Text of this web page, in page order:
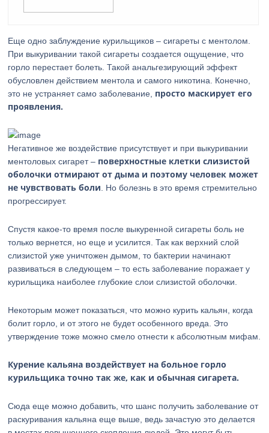
Еще одно заблуждение курильщиков – сигареты с ментолом.
При выкуривании такой сигареты создается ощущение, что
горло перестает болеть. Такой анальгезирующий эффект
обусловлен действием ментола и самого никотина. Конечно,
это не устраняет само заболевание, просто маскирует его
проявления.
Негативное же воздействие присутствует и при выкуривании
ментоловых сигарет – поверхностные клетки слизистой
оболочки отмирают от дыма и поэтому человек может
не чувствовать боли . Но болезнь в это время стремительно
прогрессирует.
Спустя какое-то время после выкуренной сигареты боль не
только вернется, но еще и усилится. Так как верхний слой
слизистой уже уничтожен дымом, то бактерии начинают
развиваться в следующем – то есть заболевание поражает у
курильщика наиболее глубокие слои слизистой оболочки.
Некоторым может показаться, что можно курить кальян, когда
болит горло, и от этого не будет особенного вреда. Это
утверждение тоже можно смело отнести к абсолютным мифам.
Курение кальяна воздействует на больное горло
курильщика точно так же, как и обычная сигарета.
Сюда еще можно добавить, что шанс получить заболевание от
раскуривания кальяна еще выше, ведь зачастую это делается